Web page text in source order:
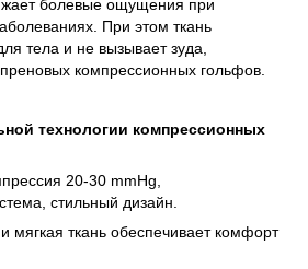
болевые ощущения при
При этом ткань
тела и не вызывает зуда,
компрессионных гольфов.
технологии компрессионных
20-30 mmHg,
стильный дизайн.
мягкая ткань обеспечивает комфорт